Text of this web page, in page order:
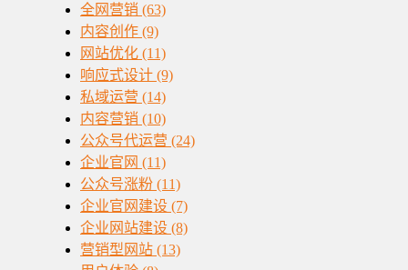
全网营销 (63)
内容创作 (9)
网站优化 (11)
响应式设计 (9)
私域运营 (14)
内容营销 (10)
公众号代运营 (24)
企业官网 (11)
公众号涨粉 (11)
企业官网建设 (7)
企业网站建设 (8)
营销型网站 (13)